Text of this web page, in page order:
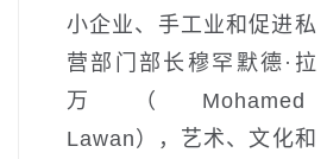
小企业、手工业和促进私
营部门部长穆罕默德·拉
万（Mohamed
Lawan），艺术、文化和